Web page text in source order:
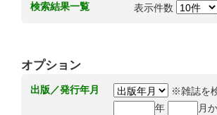
検索結果一覧 表示件数
オプション
出版／発行年月
※雑誌を
年
月